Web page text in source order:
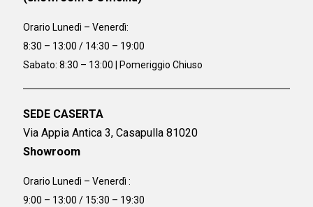
Orario Lunedì – Venerdì:
8:30 – 13:00 / 14:30 – 19:00
Sabato: 8:30 – 13:00 | Pomeriggio Chiuso
SEDE CASERTA
Via Appia Antica 3, Casapulla 81020
Showroom
Orario Lunedì – Venerdì :
9:00 – 13:00 / 15:30 – 19:30